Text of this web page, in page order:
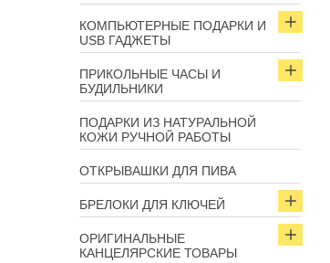
КОМПЬЮТЕРНЫЕ ПОДАРКИ И
USB ГАДЖЕТЫ
ПРИКОЛЬНЫЕ ЧАСЫ И
БУДИЛЬНИКИ
ПОДАРКИ ИЗ НАТУРАЛЬНОЙ
КОЖИ РУЧНОЙ РАБОТЫ
ОТКРЫВАШКИ ДЛЯ ПИВА
БРЕЛОКИ ДЛЯ КЛЮЧЕЙ
ОРИГИНАЛЬНЫЕ
КАНЦЕЛЯРСКИЕ ТОВАРЫ
набор в портфеле
бани» 5 в 1 серый
Комплект «ГОЛОВОЛОМКА
НА БУТЫЛКУ+КАМНИ ДЛЯ
ВИСКИ»
75.7 р.
В корзину